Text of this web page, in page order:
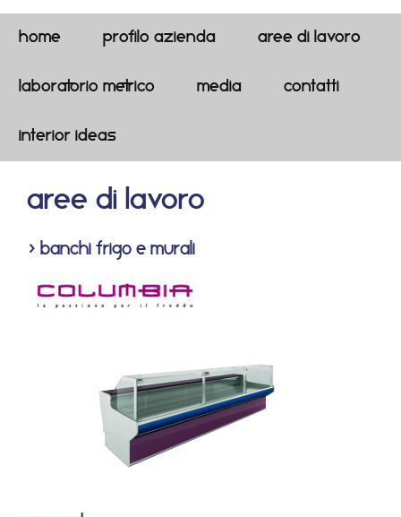
Home profilo azienda aree di lavoro
LABORATORIO METRICO media contatti
interior ideas
aree di lavoro
> banchi frigo e murali